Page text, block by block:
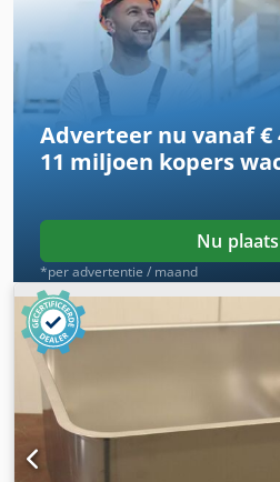
Afmetingen totaal: 380/250/
kg
Adverteer nu vanaf €
11 miljoen kopers
Nu
*per advertentie / maand